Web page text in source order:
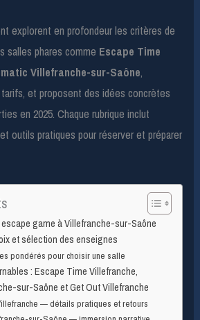
explorent en profondeur les critères de
salles phares comme Escape Time
Villefranche-sur-Saône,
et proposent des idées concrètes
en 2025. Chaque rubrique inclut
outils pratiques pour réserver et préparer
game à Villefranche-sur-Saône
et sélection des enseignes
pondérés pour choisir une salle
: Escape Time Villefranche,
sur-Saône et Get Out Villefranche
— détails pratiques et retours